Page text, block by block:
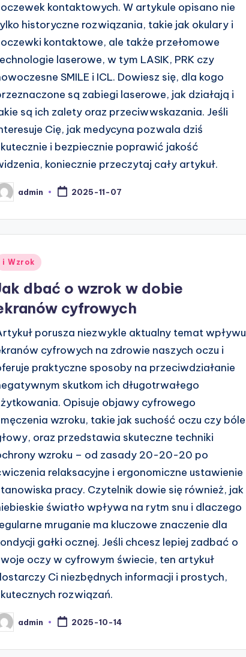
kontaktowych. W artykule opisano nie
historyczne rozwiązania, takie jak okulary i
kontaktowe, ale także przełomowe
laserowe, w tym LASIK, PRK czy
SMILE i ICL. Dowiesz się, dla kogo
są zabiegi laserowe, jak działają i
są ich zalety oraz przeciwwskazania. Jeśli
Cię, jak medycyna pozwala dziś
i bezpiecznie poprawić jakość
koniecznie przeczytaj cały artykuł.
admin 2025-11-07
i Wzrok
dbać o wzrok w dobie
cyfrowych
porusza niezwykle aktualny temat wpływu
cyfrowych na zdrowie naszych oczu i
praktyczne sposoby na przeciwdziałanie
skutkom ich długotrwałego
Opisuje objawy cyfrowego
wzroku, takie jak suchość oczu czy bóle
oraz przedstawia skuteczne techniki
wzroku – od zasady 20-20-20 po
relaksacyjne i ergonomiczne ustawienie
pracy. Czytelnik dowie się również, jak
światło wpływa na rytm snu i dlaczego
mruganie ma kluczowe znaczenie dla
gałki ocznej. Jeśli chcesz lepiej zadbać o
oczy w cyfrowym świecie, ten artykuł
Ci niezbędnych informacji i prostych,
rozwiązań.
admin 2025-10-14